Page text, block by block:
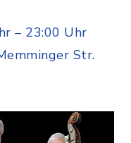
– 23:00 Uhr
Str.